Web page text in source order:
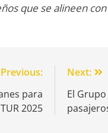
que se alineen
Previous:
para
2025
Next:
El